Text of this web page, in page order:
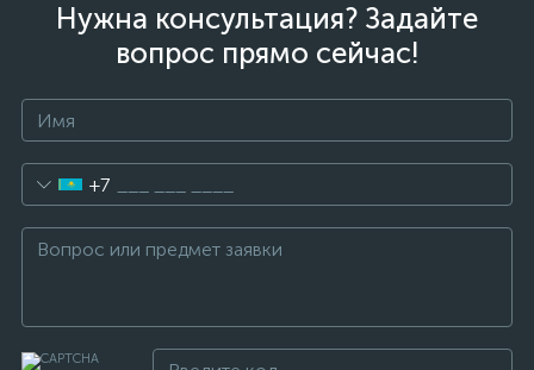
Нужна консультация? Задайте
вопрос прямо сейчас!
+7